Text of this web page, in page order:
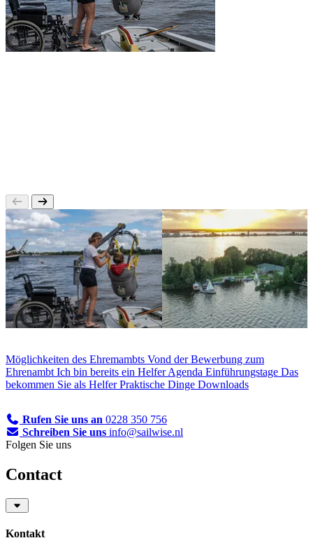
Möglichkeiten des Ehremambts Vond der Bewerbung zum
Ehrenambt Ich bin bereits ein Helfer Agenda Einführungstage Das
bekommen Sie als Helfer Praktische Dinge Downloads
Rufen Sie uns an 0228 350 756
Schreiben Sie uns info@sailwise.nl
Folgen Sie uns
Contact
Kontakt